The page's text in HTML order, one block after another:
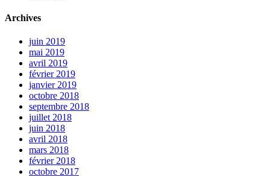
Archives
juin 2019
mai 2019
avril 2019
février 2019
janvier 2019
octobre 2018
septembre 2018
juillet 2018
juin 2018
avril 2018
mars 2018
février 2018
octobre 2017